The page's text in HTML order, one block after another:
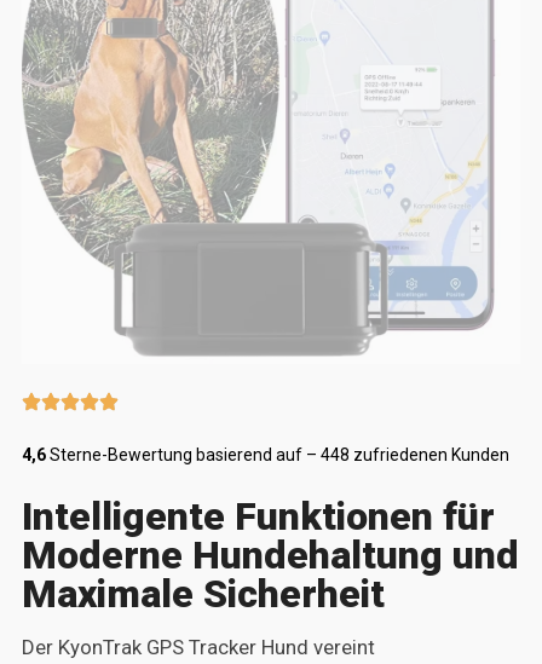
4,6Sterne-Bewertung basierend auf – 448 zufriedenen Kunden
Intelligente Funktionen für
Moderne Hundehaltung und
Maximale Sicherheit
Der KyonTrak GPS Tracker Hund vereint